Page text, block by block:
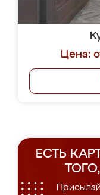
Цена:
ЕСТЬ